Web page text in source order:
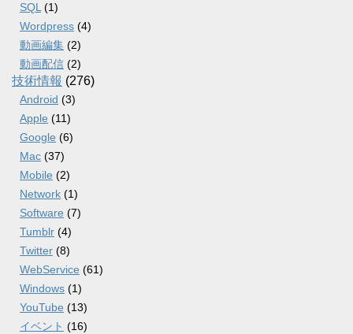
SQL (1)
Wordpress (4)
動画編集 (2)
動画配信 (2)
技術情報 (276)
Android (3)
Apple (11)
Google (6)
Mac (37)
Mobile (2)
Network (1)
Software (7)
Tumblr (4)
Twitter (8)
WebService (61)
Windows (1)
YouTube (13)
イベント (16)